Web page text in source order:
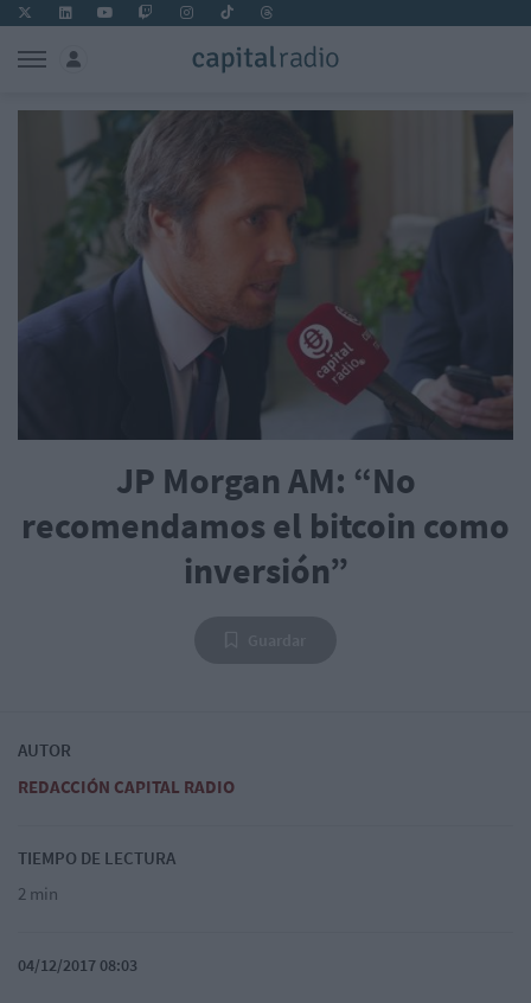
JP Morgan AM: “No
recomendamos el bitcoin como
inversión”
AUTOR
REDACCIÓN CAPITAL RADIO
TIEMPO DE LECTURA
2 min
04/12/2017 08:03